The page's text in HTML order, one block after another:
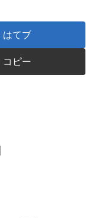
はてブ
コピー